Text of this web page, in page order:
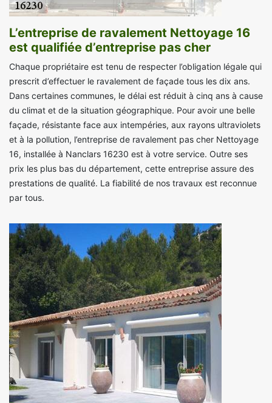
L’entreprise de ravalement Nettoyage 16
est qualifiée d’entreprise pas cher
Chaque propriétaire est tenu de respecter l’obligation légale qui
prescrit d’effectuer le ravalement de façade tous les dix ans.
Dans certaines communes, le délai est réduit à cinq ans à cause
du climat et de la situation géographique. Pour avoir une belle
façade, résistante face aux intempéries, aux rayons ultraviolets
et à la pollution, l’entreprise de ravalement pas cher Nettoyage
16, installée à Nanclars 16230 est à votre service. Outre ses
prix les plus bas du département, cette entreprise assure des
prestations de qualité. La fiabilité de nos travaux est reconnue
par tous.